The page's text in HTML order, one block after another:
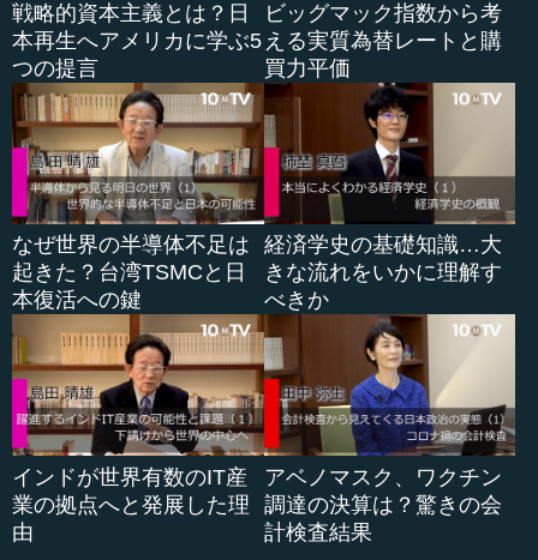
さらに詳しくこの部分を拡大したのが左上のこの拡大部
分です。アル・バクマルの中のバーグーズという地域に押
し込められ、そこから四散しつつあるというのが最終段階
におけるISの現在の現状です。したがって、トランプ大統
領が、アメリカの力によってISが今や消滅しようとしてい
るというのは、全くの真実でもありませんが、全くの虚偽
というわけでもありません。そこにアメリカのいくつかの
役割が寄与したことは間違いありません。
地図にアメリカの旗が見えますが、黄色いゾーンはクル
ド人部隊がここまで支配していることを示しています。赤
いゾーンはシリア政府、アサド大統領の部隊がシリアを再
び回復しつつあるとシリア政府は言っているわけですが、
一番大きな違いは、黄色い地域にクルド人たちが大きな勢
力を広げているということです。そのクルド人を地上部隊
として使用し、技術要員を派遣しかつ軍事顧問を送ったの
はアメリカです。小さなものでありますが、ここにアメリ
カのプレゼンスがあるのはそうした意味です。
戦略的資本主義とは？日
本再生へアメリカに学ぶ5
つの提言
ビッグマック指数から考
える実質為替レートと購
買力平価
なぜ世界の半導体不足は
起きた？台湾TSMCと日
本復活への鍵
経済学史の基礎知識…大
きな流れをいかに理解す
べきか
インドが世界有数のIT産
業の拠点へと発展した理
由
アベノマスク、ワクチン
調達の決算は？驚きの会
計検査結果